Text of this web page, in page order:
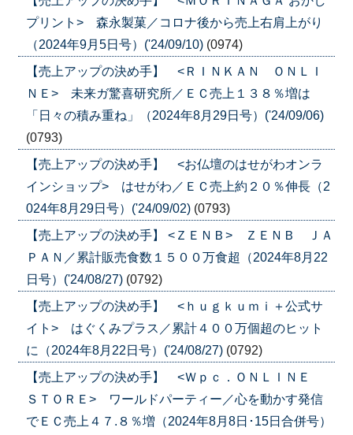
プリント> 森永製菓／コロナ後から売上右肩上がり
（2024年9月5日号）('24/09/10) (0974)
【売上アップの決め手】 <ＲＩＮＫＡＮ ＯＮＬＩ
ＮＥ> 未来ガ驚喜研究所／ＥＣ売上１３８％増は
「日々の積み重ね」（2024年8月29日号）('24/09/06)
(0793)
【売上アップの決め手】 <お仏壇のはせがわオンラ
インショップ> はせがわ／ＥＣ売上約２０％伸長（2
024年8月29日号）('24/09/02) (0793)
【売上アップの決め手】 <ＺＥＮＢ> ＺＥＮＢ ＪＡ
ＰＡＮ／累計販売食数１５００万食超（2024年8月22
日号）('24/08/27) (0792)
【売上アップの決め手】 <ｈｕｇｋｕｍｉ＋公式サ
イト> はぐくみプラス／累計４００万個超のヒット
に（2024年8月22日号）('24/08/27) (0792)
【売上アップの決め手】 <Ｗｐｃ．ＯＮＬＩＮＥ
ＳＴＯＲＥ> ワールドパーティー／心を動かす発信
でＥＣ売上４７.８％増（2024年8月8日･15日合併号）